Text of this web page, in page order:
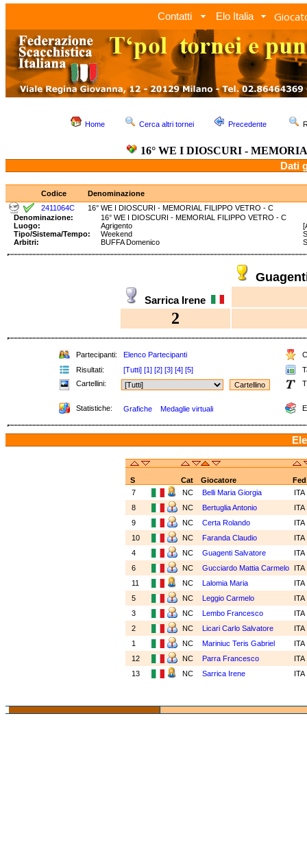
Contatti Elo Italia
Home Cerca altri tornei Precedente
16° WE I DIOSCURI -
Dati
Codice
Denominazione
2411064C
16° WE I DIOSCURI - MEMORIAL FILIPPO VETRO - C
Denominazione:
16° WE I DIOSCURI - MEMORIAL FILIPPO VETRO - C
Luogo:
Agrigento
Tipo/Sistema/Tempo:
Weekend
Arbitri:
BUFFA Domenico
Sarrica Irene
2
Partecipanti: Elenco Partecipanti
Risultati:
[Tutti] [1] [2] [3] [4] [5]
Cartellini:
Statistiche: Grafiche Medaglie virtuali
S Cat Giocatore
Fed
7
NC Belli Maria Giorgia
ITA
8
NC Bertuglia Antonio
ITA
9
NC Certa Rolando
ITA
10
NC Faranda Claudio
ITA
4
NC Guagenti Salvatore
ITA
6
NC Gucciardo Mattia Carmelo
ITA
11
NC Lalomia Maria
ITA
5
NC Leggio Carmelo
ITA
3
NC Lembo Francesco
ITA
2
NC Licari Carlo Salvatore
ITA
1
NC Mariniuc Teris Gabriel
ITA
12
NC Parra Francesco
ITA
13
NC Sarrica Irene ITA